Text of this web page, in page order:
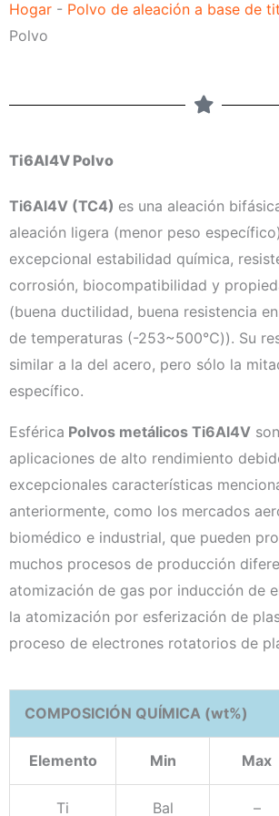
r
e
e
l
n
i
c
o
Hogar - Polvo de aleación a base de
Polvo
Ti6Al4V Polvo
Ti6Al4V (TC4) es una aleación
aleación ligera (menor peso
excepcional estabilidad química,
corrosión, biocompatibilidad y
(buena ductilidad, buena resistencia
de temperaturas (-253~500℃)). Su
similar a la del acero, pero sólo la
específico.
Esférica Polvos metálicos Ti6Al4V
aplicaciones de alto rendimiento
excepcionales características
anteriormente, como los mercados
biomédico e industrial, que pueden
muchos procesos de producción
atomización de gas por inducción de
la atomización por esferización de
proceso de electrones rotatorios de
COMPOSICIÓN QUÍMICA (wt%)
Elemento Min Max
Ti Bal –